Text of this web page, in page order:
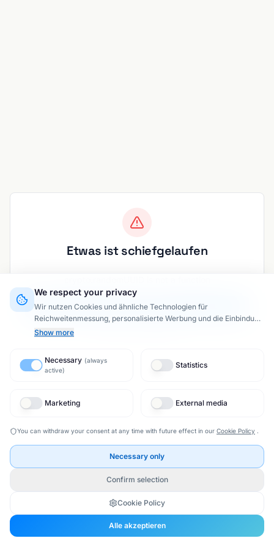
Etwas ist schiefgelaufen
Seite neu laden
We respect your privacy
Wir nutzen Cookies und ähnliche Technologien für
Reichweitenmessung, personalisierte Werbung und die Einbindung
externer Inhalte (§ 25 TTDSG).
transfer). Privacy Policy
Show more
Necessary (always
active)
Statistics
Marketing External media
You can withdraw your consent at any time with future effect in our Cookie Policy .
Necessary only
Confirm selection
Cookie Policy
Alle akzeptieren